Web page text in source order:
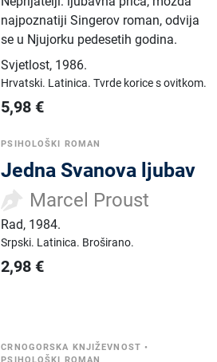
najpoznatiji Singerov roman, odvija
se u Njujorku pedesetih godina.
Svjetlost, 1986.
Hrvatski. Latinica.Tvrde korice s ovitkom.
5,98 €
PSIHOLOŠKI ROMAN
Jedna Svanova ljubav
Marcel Proust
Rad, 1984.
Srpski. Latinica. Broširano.
2,98 €
CRNOGORSKA KNJIŽEVNOST •
PSIHOLOŠKI ROMAN